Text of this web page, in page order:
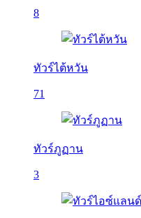
8
ทัวร์ไต้หวัน
71
ทัวร์ภูฏาน
3